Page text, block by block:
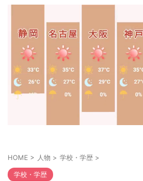
HOME > 人物 > 学校・学歴 >
学校・学歴